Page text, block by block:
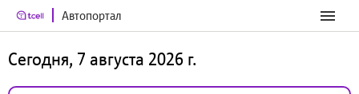
Автопортал
Сегодня, 7 августа 2026 г.